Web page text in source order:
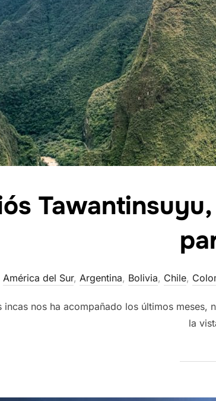
América del Sur, Argentina, Bolivia, Chile,
incas nos ha acompañado los últimos
la